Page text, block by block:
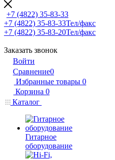
+7 (4822) 35-83-33
+7 (4822) 35-83-33Тел/факс
+7 (4822) 35-83-20Тел/факс
Заказать звонок
Войти
Сравнение0
Избранные товары 0
Корзина 0
Каталог
Гитарное
оборудование